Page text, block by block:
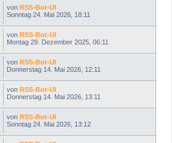
von RSS-Bot-UI
Sonntag 24. Mai 2026, 18:11
von RSS-Bot-UI
Montag 29. Dezember 2025, 06:11
von RSS-Bot-UI
Donnerstag 14. Mai 2026, 12:11
von RSS-Bot-UI
Donnerstag 14. Mai 2026, 13:11
von RSS-Bot-UI
Sonntag 24. Mai 2026, 13:12